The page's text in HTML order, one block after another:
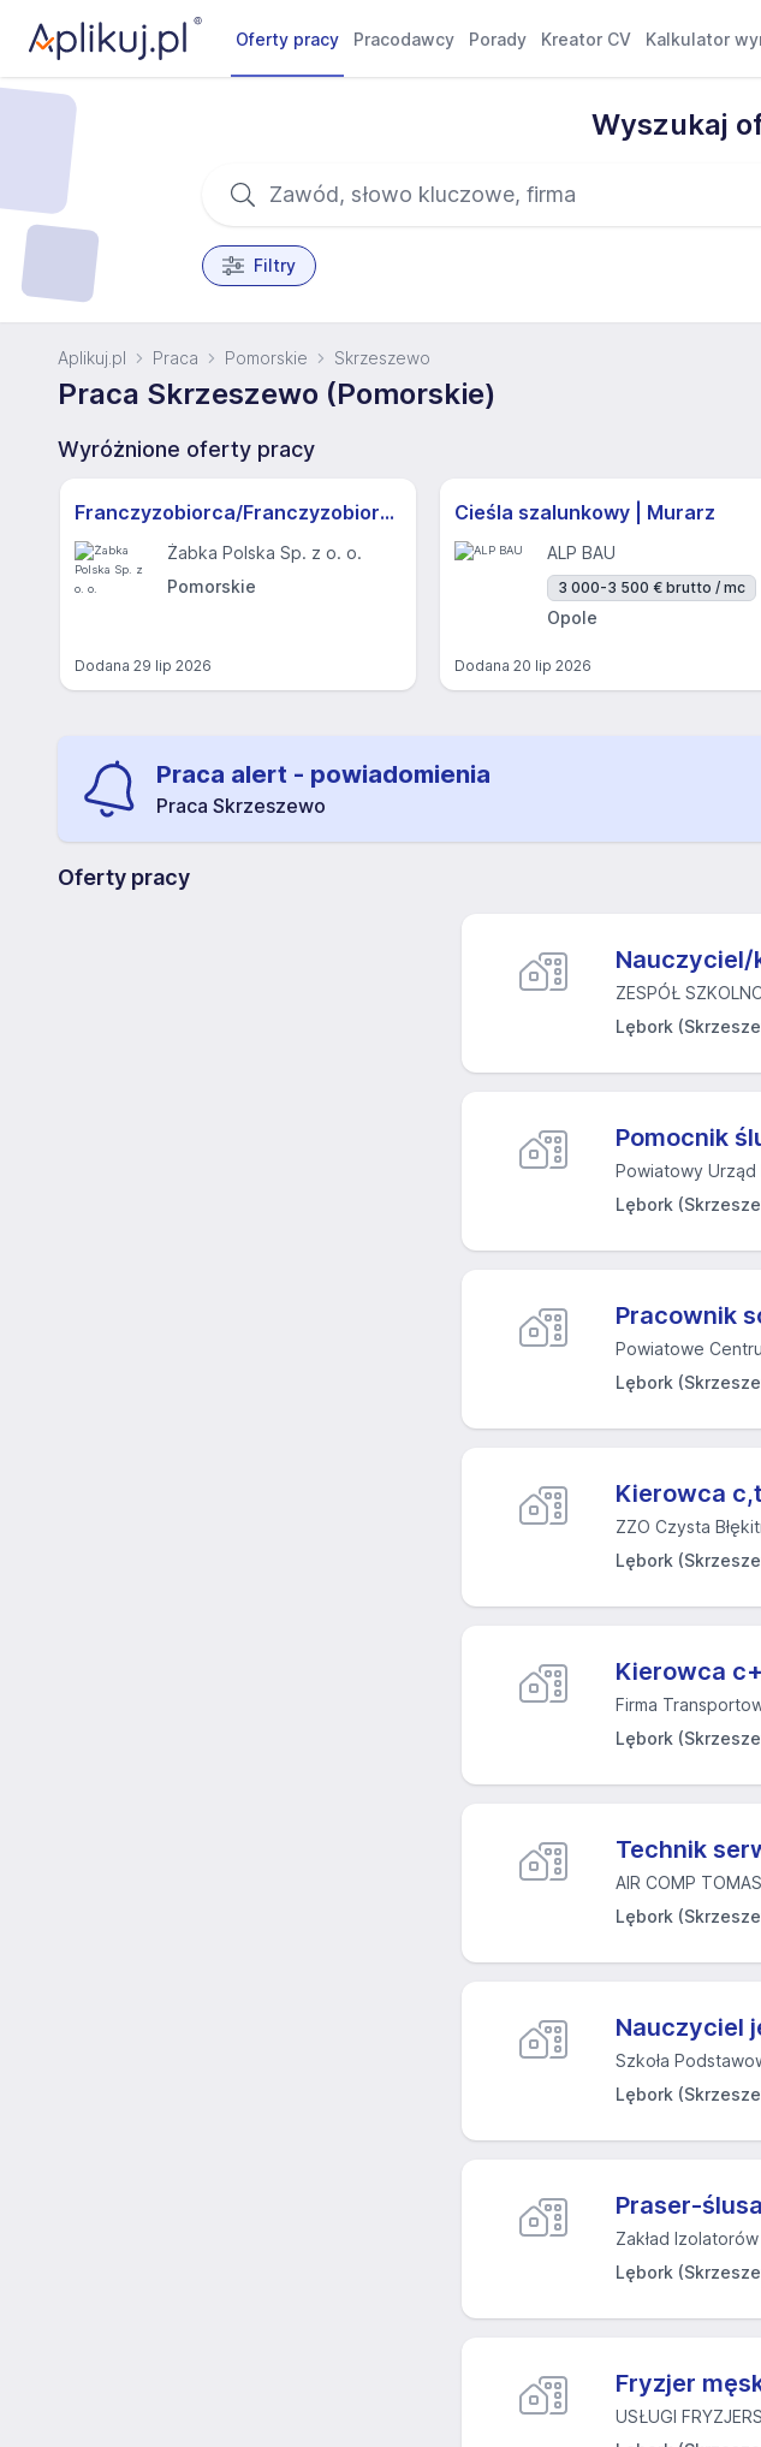
Oferty pracy Pracodawcy Porady Kreator CV Kalkulator
Wyszukaj
Filtry
Aplikuj.pl Praca Pomorskie Skrzeszewo
Praca Skrzeszewo (Pomorskie)
Wyróżnione oferty pracy
Franczyzobiorca/Franczyzobiorczyni sklepu Żabka
Żabka Polska Sp. z o. o.
Pomorskie
Dodana 29 lip 2026
Cieśla szalunkowy | Murarz
ALP BAU
3 000-3 500 € brutto / mc
Opole
Dodana 20 lip 2026
Praca alert - powiadomienia
Praca Skrzeszewo
Oferty pracy
Nauczyciel/
ZESPÓŁ
Lębork
Pomocnik
Powiatowy
Lębork
Pracownik
Powiatowe
Lębork
Kierowca
ZZO Czysta
Lębork
Kierowca
Firma
Lębork
Technik
AIR COMP
Lębork
Nauczyciel
Szkoła
Lębork
Praser-
Zakład
Lębork
Fryzjer
USŁUGI